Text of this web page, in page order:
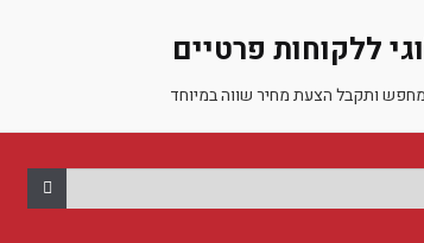
ללקוחות פרטיים
ותקבל הצעת מחיר שווה במיוחד